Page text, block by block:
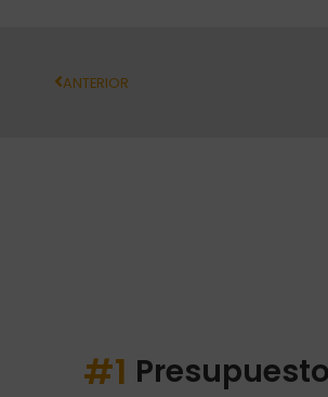
ANTERIOR
#1